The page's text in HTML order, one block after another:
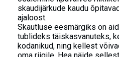
skaudijärkude kaudu
ajaloost.
Skautluse eesmärgiks on
tublideks täiskasvanuteks,
kodanikud, ning kellest